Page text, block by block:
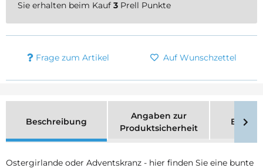
Sie erhalten beim Kauf 3 Prell Punkte
Frage zum Artikel Auf Wunschzettel
Beschreibung
Angaben zur
Produktsicherheit
Ostergirlande oder Adventskranz - hier finden Sie eine bunte